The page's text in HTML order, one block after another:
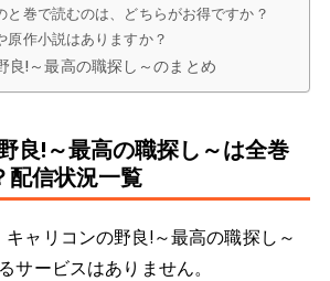
と巻で読むのは、どちらがお得ですか？
原作小説はありますか？
良!～最高の職探し～のまとめ
良!～最高の職探し～は全巻
配信状況一覧
ャリコンの野良!～最高の職探し～
サービスはありません。